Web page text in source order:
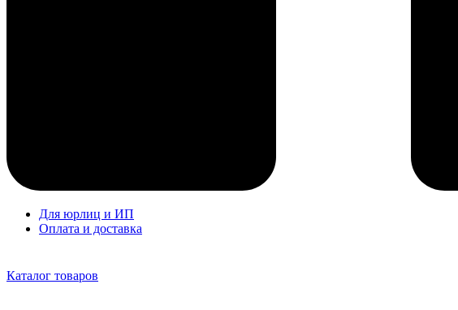
Для юрлиц и ИП
Оплата и доставка
Каталог товаров